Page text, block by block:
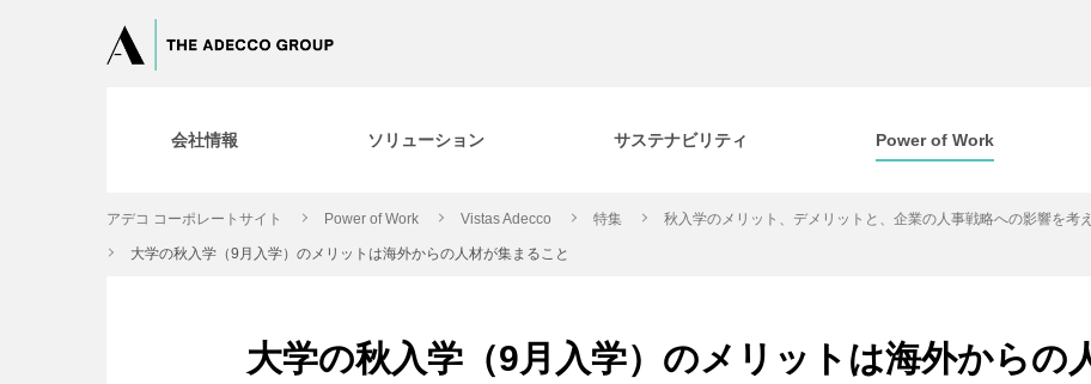
会社情報 ソリューション サステナビリティ Power of Work
アデコ コーポレートサイト Power of Work Vistas Adecco 特集 秋入学のメリット、デメリットと、企業の人事戦略への影響を考
大学の秋入学（9月入学）のメリットは海外からの人材が集まること
大学の秋入学（9月入学）のメリットは海外からの